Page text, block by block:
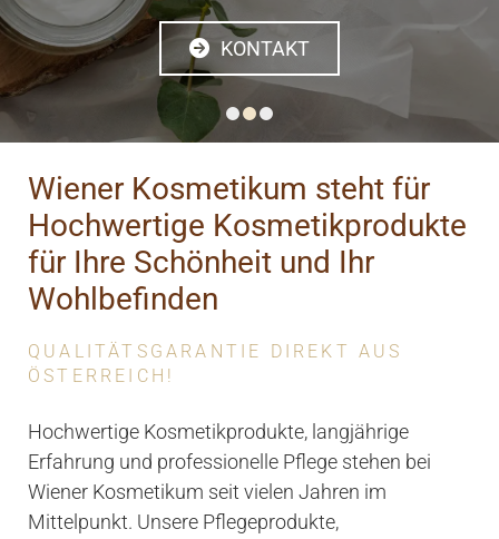
KONTAKT
Wiener Kosmetikum steht für
Hochwertige Kosmetikprodukte
für Ihre Schönheit und Ihr
Wohlbefinden
QUALITÄTSGARANTIE DIREKT AUS
ÖSTERREICH!
Hochwertige Kosmetikprodukte, langjährige
Erfahrung und professionelle Pflege stehen bei
Wiener Kosmetikum seit vielen Jahren im
Mittelpunkt. Unsere Pflegeprodukte,